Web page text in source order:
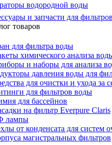
водородной воды
и запчасти для фильтров
товаров
для фильтра воды
химического анализа
и наборы для анализа
давления воды для
для очистки и ухода за
для фильтров воды
для бассейнов
на фильтр Everpure Claris
лампы
от конденсата для систем
магистральных фильтров